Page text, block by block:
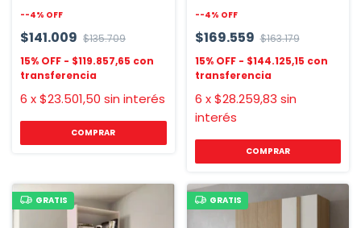
--4% OFF
$141.009 $135.709
$119.857,65
6 x$23.501,50 sin interés
--4% OFF
$169.559 $163.179
$144.125,15
6 x$28.259,83 sin
interés
GRATIS GRATIS